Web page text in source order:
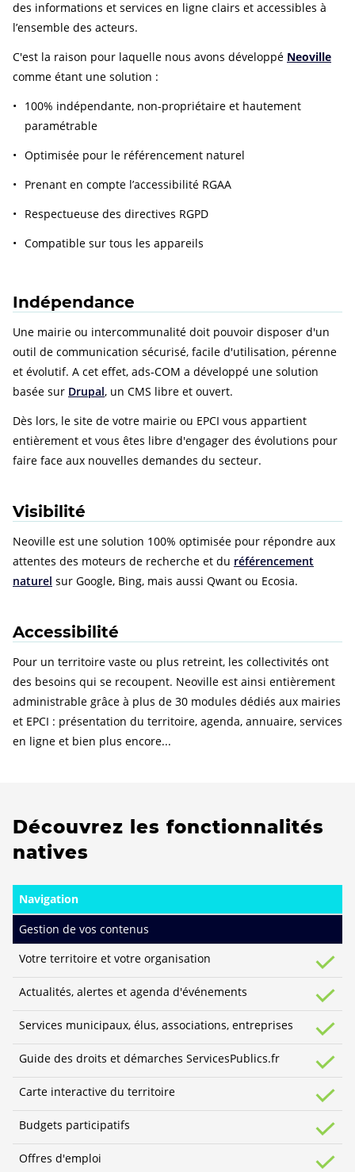
des informations et services en ligne clairs et accessibles à
l’ensemble des acteurs.
C'est la raison pour laquelle nous avons développé Neoville
comme étant une solution :
100% indépendante, non-propriétaire et hautement
paramétrable
Optimisée pour le référencement naturel
Prenant en compte l’accessibilité RGAA
Respectueuse des directives RGPD
Compatible sur tous les appareils
Indépendance
Une mairie ou intercommunalité doit pouvoir disposer d'un
outil de communication sécurisé, facile d'utilisation, pérenne
et évolutif. A cet effet, ads-COM a développé une solution
basée sur Drupal, un CMS libre et ouvert.
Dès lors, le site de votre mairie ou EPCI vous appartient
entièrement et vous êtes libre d'engager des évolutions pour
faire face aux nouvelles demandes du secteur.
Visibilité
Neoville est une solution 100% optimisée pour répondre aux
attentes des moteurs de recherche et du référencement
naturel sur Google, Bing, mais aussi Qwant ou Ecosia.
Accessibilité
Pour un territoire vaste ou plus retreint, les collectivités ont
des besoins qui se recoupent. Neoville est ainsi entièrement
administrable grâce à plus de 30 modules dédiés aux mairies
et EPCI : présentation du territoire, agenda, annuaire, services
en ligne et bien plus encore...
Découvrez les fonctionnalités
natives
Navigation
Gestion de vos contenus
Votre territoire et votre organisation
Actualités, alertes et agenda d'événements
Services municipaux, élus, associations, entreprises
Guide des droits et démarches ServicesPublics.fr
Carte interactive du territoire
Budgets participatifs
Offres d'emploi